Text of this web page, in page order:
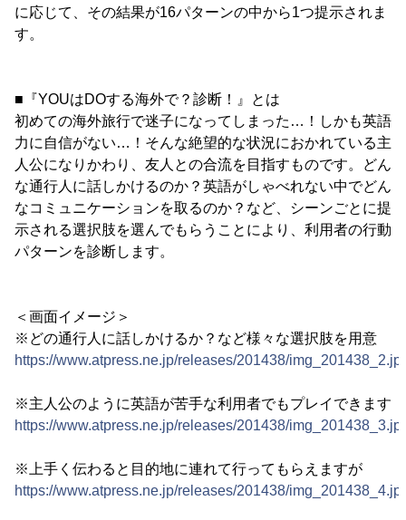
に応じて、その結果が16パターンの中から1つ提示されま
す。
■『YOUはDOする海外で？診断！』とは
初めての海外旅行で迷子になってしまった…！しかも英語
力に自信がない…！そんな絶望的な状況におかれている主
人公になりかわり、友人との合流を目指すものです。どん
な通行人に話しかけるのか？英語がしゃべれない中でどん
なコミュニケーションを取るのか？など、シーンごとに提
示される選択肢を選んでもらうことにより、利用者の行動
パターンを診断します。
＜画面イメージ＞
※どの通行人に話しかけるか？など様々な選択肢を用意
https://www.atpress.ne.jp/releases/201438/
※主人公のように英語が苦手な利用者でもプレイできます
https://www.atpress.ne.jp/releases/201438/
※上手く伝わると目的地に連れて行ってもらえますが
https://www.atpress.ne.jp/releases/201438/